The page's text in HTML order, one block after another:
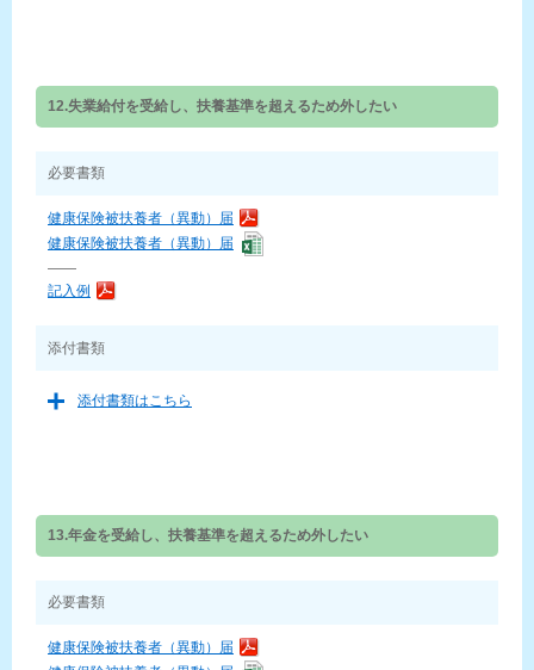
12.失業給付を受給し、扶養基準を超えるため外したい
必要書類
健康保険被扶養者（異動）届
健康保険被扶養者（異動）届
——
記入例
添付書類
添付書類はこちら
13.年金を受給し、扶養基準を超えるため外したい
必要書類
健康保険被扶養者（異動）届